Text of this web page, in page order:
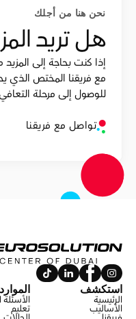
نحن هنا من أجلك
هل تريد
إذا كنت بحاجة إلى
مع فريقنا المختص الذي
للوصول إلى مرحلة
تواصل مع فريقنا
استكشف
الرئيسية
الأساليب
الموارد
تعليم